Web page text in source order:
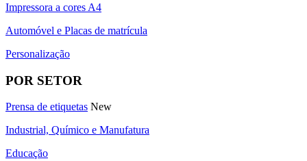
Impressora a cores A4
Automóvel e Placas de matrícula
Personalização
POR SETOR
Prensa de etiquetas New
Industrial, Químico e Manufatura
Educação